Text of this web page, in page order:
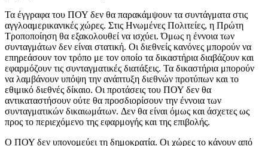
Τα έγγραφα του ΠΟΥ δεν θα παρακάμψουν τα συντάγματα στις
αγγλοαμερικανικές χώρες. Στις Ηνωμένες Πολιτείες, η Πρώτη
Τροποποίηση θα εξακολουθεί να ισχύει. Όμως η έννοια των
συνταγμάτων δεν είναι στατική. Οι διεθνείς κανόνες μπορούν να
επηρεάσουν τον τρόπο με τον οποίο τα δικαστήρια διαβάζουν και
εφαρμόζουν τις συνταγματικές διατάξεις. Τα δικαστήρια μπορούν
να λαμβάνουν υπόψη την ανάπτυξη διεθνών προτύπων και το
εθιμικό διεθνές δίκαιο. Οι προτάσεις του ΠΟΥ δεν θα
αντικαταστήσουν ούτε θα προσδιορίσουν την έννοια των
συνταγματικών δικαιωμάτων. Δεν θα είναι όμως και άσχετες ως
προς το περιεχόμενο της εφαρμογής και της επιβολής.
Ο ΠΟΥ δεν υπονομεύει τη δημοκρατία. Οι χώρες το κάνουν από